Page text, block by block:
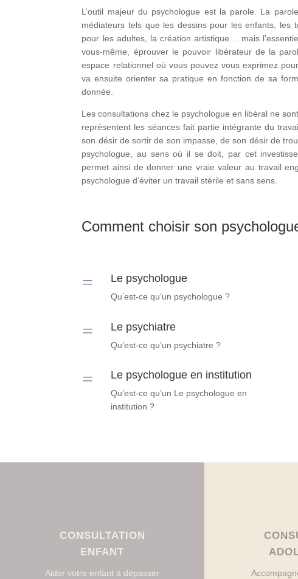
L’outil majeur du psychologue est la parole. La
médiateurs tels que les dessins pour les enfants, les
pour les adultes, la création artistique… mais
vous-même, éprouver le pouvoir libérateur de la
espace relationnel où vous pouvez vous exprimez
va ensuite orienter sa pratique en fonction de sa
donnée.
Les consultations chez le psychologue en libéral ne
représentent les séances fait partie intégrante du
son désir de sortir de son impasse, de son désir de
psychologue, au sens où il se doit, par cet
permet ainsi de donner une vraie valeur au travail
psychologue d’éviter un travail stérile et sans sens.
Comment choisir son
= Le psychologue
Qu’est-ce qu’un psychologue ?
= Le psychiatre
Qu’est-ce qu’un psychiatre ?
= Le psychologue en institution
Qu’est-ce qu’un Le psychologue en
institution ?
CONSULTATION
ENFANT
Aider votre enfant à dépasser